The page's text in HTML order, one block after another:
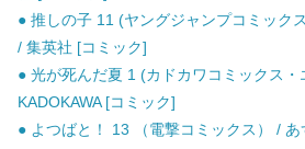
● 推しの子 11 (ヤングジャンプコミック
/ 集英社 [コミック]
● 光が死んだ夏 1 (カドカワコミックス
KADOKAWA [コミック]
● よつばと！ 13 （電撃コミックス） /